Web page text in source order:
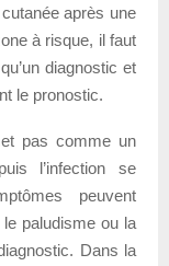
après une
à risque, il faut
diagnostic et
le pronostic.
pas comme un
l’infection se
peuvent
paludisme ou la
Dans la